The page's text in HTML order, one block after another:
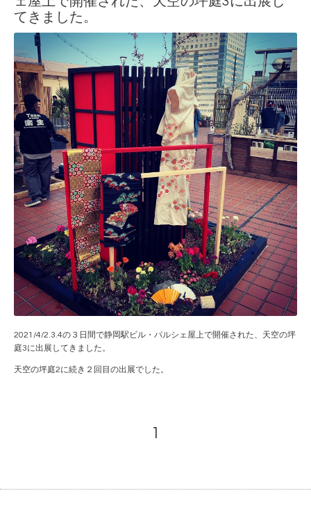
てきました。
2021/4/2.3.4の３日間で静岡駅ビル・パルシェ屋上で開催された、天空の坪
庭3に出展してきました。
天空の坪庭2に続き２回目の出展でした。
1